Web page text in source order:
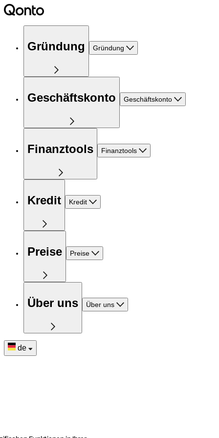
Gründung Gründung
Geschäftskonto Geschäftskonto
Finanztools Finanztools
Kredit Kredit
Preise Preise
Über uns Über uns
de